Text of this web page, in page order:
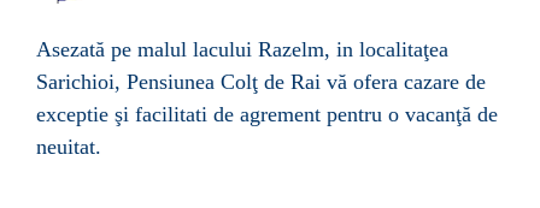
Asezată pe malul lacului Razelm, in localitaţea
Sarichioi, Pensiunea Colţ de Rai vă ofera cazare de
exceptie şi facilitati de agrement pentru o vacanţă de
neuitat.